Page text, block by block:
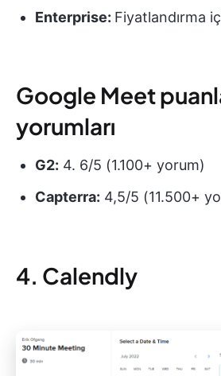
Enterprise: Fiyatlandırma
Google Meet
yorumları
G2: 4. 6/5 (1.100+ yorum)
Capterra: 4,5/5 (11.500+
4. Calendly